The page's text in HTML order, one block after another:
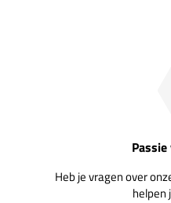
Heb je vragen over
helpen